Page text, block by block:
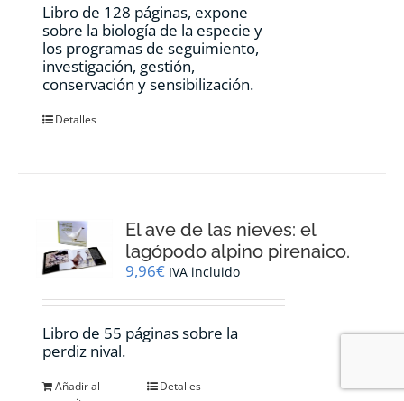
Libro de 128 páginas, expone
sobre la biología de la especie y
los programas de seguimiento,
investigación, gestión,
conservación y sensibilización.
Detalles
El ave de las nieves: el
lagópodo alpino pirenaico.
9,96€ IVA incluido
Libro de 55 páginas sobre la
perdiz nival.
Añadir al
Detalles